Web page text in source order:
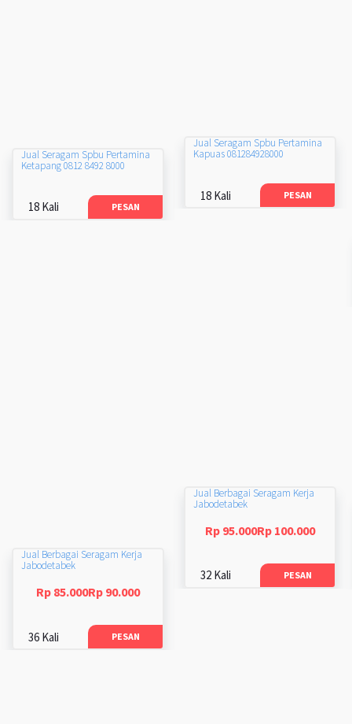
Jual Seragam Spbu Pertamina
Kapuas 081284928000
18 Kali PESAN
Jual Seragam Spbu Pertamina
Ketapang 0812 8492 8000
18 Kali PESAN
Jual Berbagai Seragam Kerja
Jabodetabek
Rp 95.000Rp 100.000
32 Kali PESAN
Jual Berbagai Seragam Kerja
Jabodetabek
Rp 85.000Rp 90.000
36 Kali PESAN